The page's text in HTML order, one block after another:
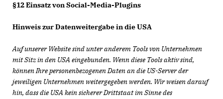
§12 Einsatz von Social-Media-Plugins
Hinweis zur Datenweitergabe in die USA
Auf unserer Website sind unter anderem Tools von Unternehmen
mit Sitz in den USA eingebunden. Wenn diese Tools aktiv sind,
können Ihre personenbezogenen Daten an die US-Server der
jeweiligen Unternehmen weitergegeben werden. Wir weisen darauf
hin, dass die USA kein sicherer Drittstaat im Sinne des